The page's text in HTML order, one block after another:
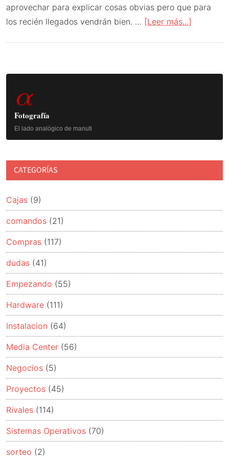
aprovechar para explicar cosas obvias pero que para
los recién llegados vendrán bien. … [Leer más...]
Barra
lateral
principal
α
Fotografía
El lado analógico de manuti
CATEGORÍAS
Cajas (9)
comandos (21)
Compras (117)
dudas (41)
Empezando (55)
Hardware (111)
Instalacion (64)
Media Center (56)
Negocios (5)
Proyectos (45)
Rivales (114)
Sistemas Operativos (70)
sorteo (2)